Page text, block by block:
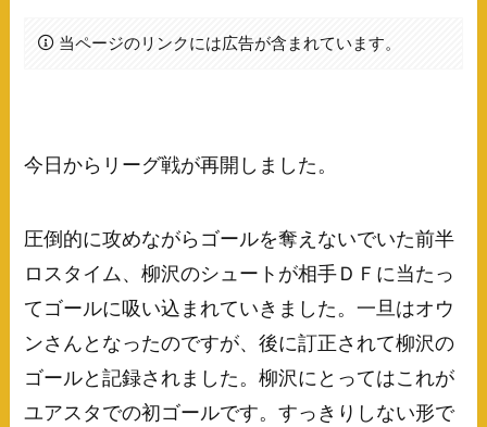
当ページのリンクには広告が含まれています。
今日からリーグ戦が再開しました。
圧倒的に攻めながらゴールを奪えないでいた前半
ロスタイム、柳沢のシュートが相手ＤＦに当たっ
てゴールに吸い込まれていきました。一旦はオウ
ンさんとなったのですが、後に訂正されて柳沢の
ゴールと記録されました。柳沢にとってはこれが
ユアスタでの初ゴールです。すっきりしない形で